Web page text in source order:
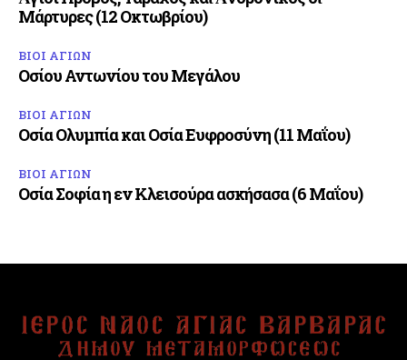
Μάρτυρες (12 Οκτωβρίου)
ΒΙΟΙ ΑΓΙΩΝ
Οσίου Αντωνίου του Μεγάλου
ΒΙΟΙ ΑΓΙΩΝ
Οσία Ολυμπία και Οσία Ευφροσύνη (11 Μαΐου)
ΒΙΟΙ ΑΓΙΩΝ
Οσία Σοφία η εν Κλεισούρα ασκήσασα (6 Μαΐου)